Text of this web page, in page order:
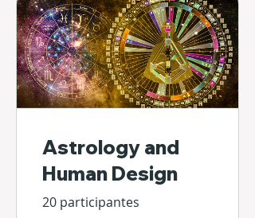
Astrology and
Human Design
20 participantes